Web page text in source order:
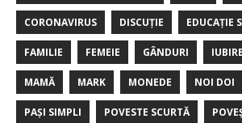
CORONAVIRUS DISCUȚIE EDUCAȚIE
FAMILIE FEMEIE GÂNDURI IUBIRE
MAMĂ MARK MONEDE NOI DOI
PAȘI SIMPLI POVESTE SCURTĂ